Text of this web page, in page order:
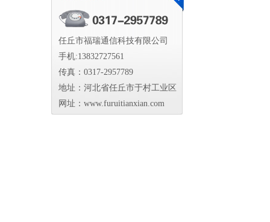
任丘市福瑞通信科技有限公司
手机:13832727561
传真：0317-2957789
地址：河北省任丘市于村工业区
网址：www.furuitianxian.com